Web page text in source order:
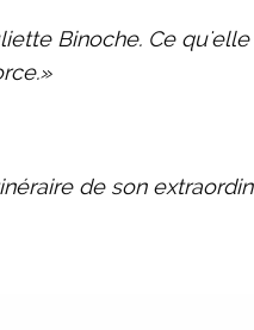
Binoche. Ce
de son